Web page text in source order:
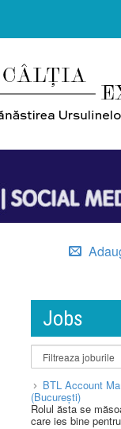
Jobs
BTL Account
(București)
Rolul ăsta se
care ies bine